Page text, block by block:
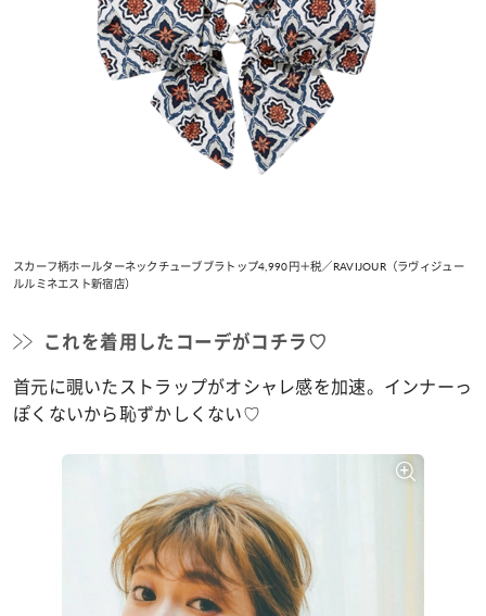
スカーフ柄ホールターネックチューブブラトップ4,990円＋税／RAVIJOUR（ラヴィジュー
ルルミネエスト新宿店）
これを着用したコーデがコチラ♡
首元に覗いたストラップがオシャレ感を加速。インナーっ
ぽくないから恥ずかしくない♡